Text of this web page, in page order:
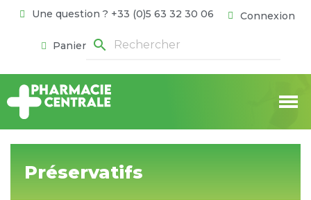
Une question ? +33 (0)5 63 32 30 06 Connexion
Panier search
Préservatifs